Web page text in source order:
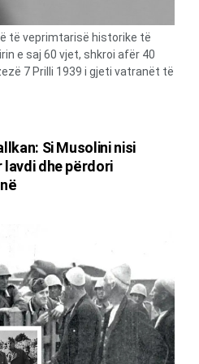
të veprimtarisë historike të
e saj 60 vjet, shkroi afër 40
7 Prilli 1939 i gjeti vatranët të
‘Diellë’! Pasi u shkel Shqipëria
lirinë e saj kombëtare, erdhi
e madhe për bashkimin e
të Amerikës rreth ‘Vatrës’, por
Faik Konicën për kryetar
të Shqipërisë prej Italisë, u
qeveritare të...
Si Musolini nisi
lavdi dhe përdori